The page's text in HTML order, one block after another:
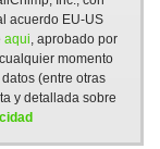
acuerdo EU-US
aqui, aprobado por
momento
(entre otras
y detallada sobre